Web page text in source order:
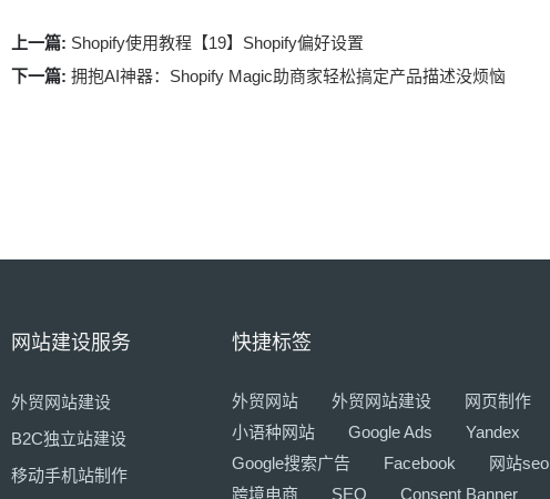
上一篇: Shopify使用教程【19】Shopify偏好设置
下一篇: 拥抱AI神器：Shopify Magic助商家轻松搞定产品描述没烦恼
网站建设服务
外贸网站建设
B2C独立站建设
移动手机站制作
快捷标签
外贸网站 外贸网站建设
网页制作
小语种网站
Google Ads
Yandex
Google搜索广告
Facebook
网站seo
跨境电商
SEO Consent Banner